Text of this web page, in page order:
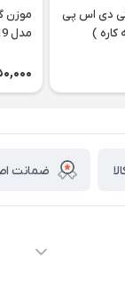
دی اس پی
موزن
ضمانت